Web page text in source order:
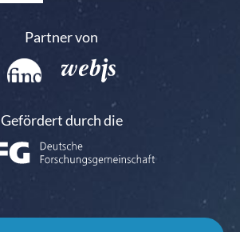
Partner von
Gefördert durch die